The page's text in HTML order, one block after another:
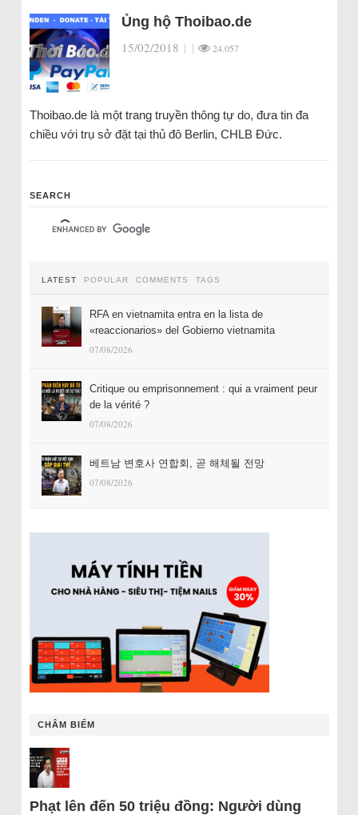
Ủng hộ Thoibao.de
15/02/2018 | | 24.057
Thoibao.de là một trang truyền thông tự do, đưa tin đa
chiều với trụ sở đặt tại thủ đô Berlin, CHLB Đức.
SEARCH
LATEST POPULAR COMMENTS TAGS
RFA en vietnamita entra en la lista de
«reaccionarios» del Gobierno vietnamita
07/08/2026
Critique ou emprisonnement : qui a vraiment peur
de la vérité ?
07/08/2026
베트남 변호사 연합회, 곧 해체될 전망
07/08/2026
CHÂM BIẾM
Phạt lên đến 50 triệu đồng: Người dùng